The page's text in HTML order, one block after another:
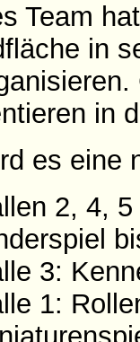
Team
in
in
es eine
2, 4,
3:
1: